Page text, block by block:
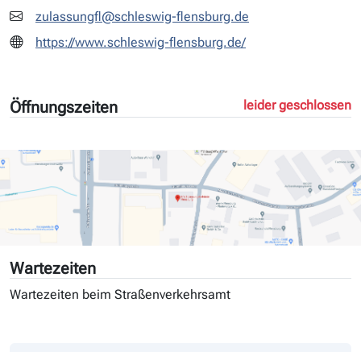
zulassungfl@schleswig-flensburg.de
https://www.schleswig-flensburg.de/
Öffnungszeiten leider geschlossen
Wartezeiten
Wartezeiten beim Straßenverkehrsamt